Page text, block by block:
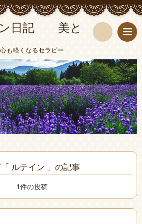
ン日記 美と
も軽くなるセラピー
索
ルテイン 」の記事
1件の投稿